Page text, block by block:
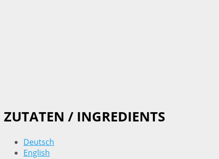
ZUTATEN / INGREDIENTS
Deutsch
English